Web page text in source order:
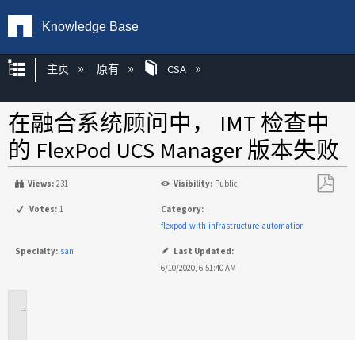
Knowledge Base
扩展/隐缩全局层次
主页 原有 CSA
在融合系统顾问中， IMT 检查中
的 FlexPod UCS Manager 版本失败
Views: 231 Visibility: Public
Votes: 1
Category:
flexpod-with-infrastructure-automation
Specialty: san
Last Updated:
6/10/2020, 6:51:40 AM